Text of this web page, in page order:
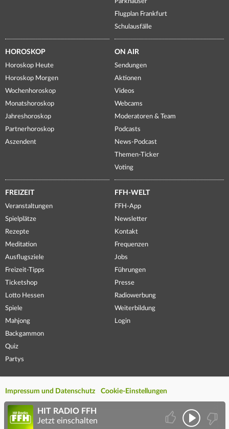
Flugplan Frankfurt
Schulausfälle
HOROSKOP
Horoskop Heute
Horoskop Morgen
Wochenhoroskop
Monatshoroskop
Jahreshoroskop
Partnerhoroskop
Aszendent
ON AIR
Sendungen
Aktionen
Videos
Webcams
Moderatoren & Team
Podcasts
News-Podcast
Themen-Ticker
Voting
FREIZEIT
Veranstaltungen
Spielplätze
Rezepte
Meditation
Ausflugsziele
Freizeit-Tipps
Ticketshop
Lotto Hessen
Spiele
Mahjong
Backgammon
Quiz
Partys
FFH-WELT
FFH-App
Newsletter
Kontakt
Frequenzen
Jobs
Führungen
Presse
Radiowerbung
Weiterbildung
Login
Impressum und Datenschutz Cookie-Einstellungen
HIT RADIO FFH
Jetzt einschalten